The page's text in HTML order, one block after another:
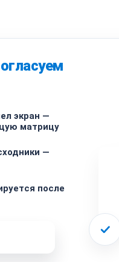
экран —
матрицу
—
после